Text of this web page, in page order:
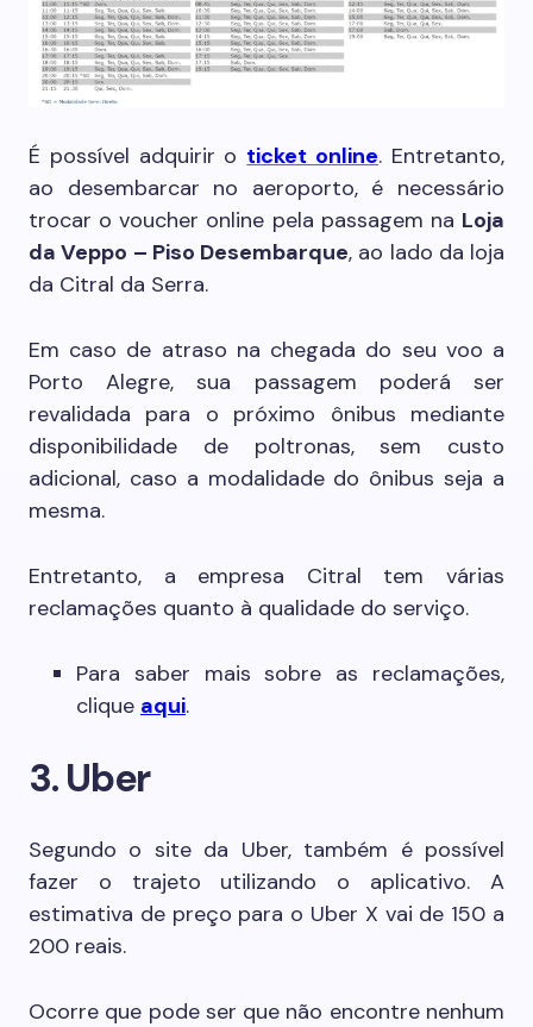
É possível adquirir o ticket online. Entretanto,
ao desembarcar no aeroporto, é necessário
trocar o voucher online pela passagem na Loja
da Veppo – Piso Desembarque, ao lado da loja
da Citral da Serra.
Em caso de atraso na chegada do seu voo a
Porto Alegre, sua passagem poderá ser
revalidada para o próximo ônibus mediante
disponibilidade de poltronas, sem custo
adicional, caso a modalidade do ônibus seja a
mesma.
Entretanto, a empresa Citral tem várias
reclamações quanto à qualidade do serviço.
Para saber mais sobre as reclamações,
clique aqui.
3. Uber
Segundo o site da Uber, também é possível
fazer o trajeto utilizando o aplicativo. A
estimativa de preço para o Uber X vai de 150 a
200 reais.
Ocorre que pode ser que não encontre nenhum